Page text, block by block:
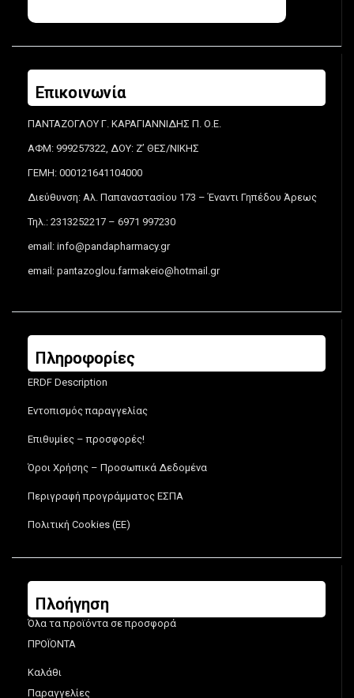
Επικοινωνία
ΠΑΝΤΑΖΟΓΛΟΥ Γ. ΚΑΡΑΓΙΑΝΝΙΔΗΣ Π. Ο.Ε.
ΑΦΜ: 999257322, ΔΟΥ: Ζ’ ΘΕΣ/ΝΙΚΗΣ
ΓΕΜΗ: 000121641104000
Διεύθυνση: Αλ. Παπαναστασίου 173 – Έναντι Γηπέδου Άρεως
Τηλ.: 2313252217 – 6971 997230
email: info@pandapharmacy.gr
email: pantazoglou.farmakeio@hotmail.gr
Πληροφορίες
ERDF Description
Εντοπισμός παραγγελίας
Επιθυμίες – προσφορές!
Όροι Χρήσης – Προσωπικά Δεδομένα
Περιγραφή προγράμματος ΕΣΠΑ
Πολιτική Cookies (ΕΕ)
Πλοήγηση
Όλα τα προϊόντα σε προσφορά
ΠΡΟΪΟΝΤΑ
Καλάθι
Παραγγελίες